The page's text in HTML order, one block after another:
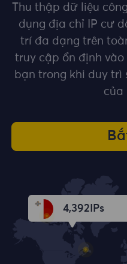
Thu thập dữ liệu
dụng địa chỉ IP cư
trí đa dạng trên
truy cập ổn định vào
bạn trong khi duy trì
của
4,393 IPs